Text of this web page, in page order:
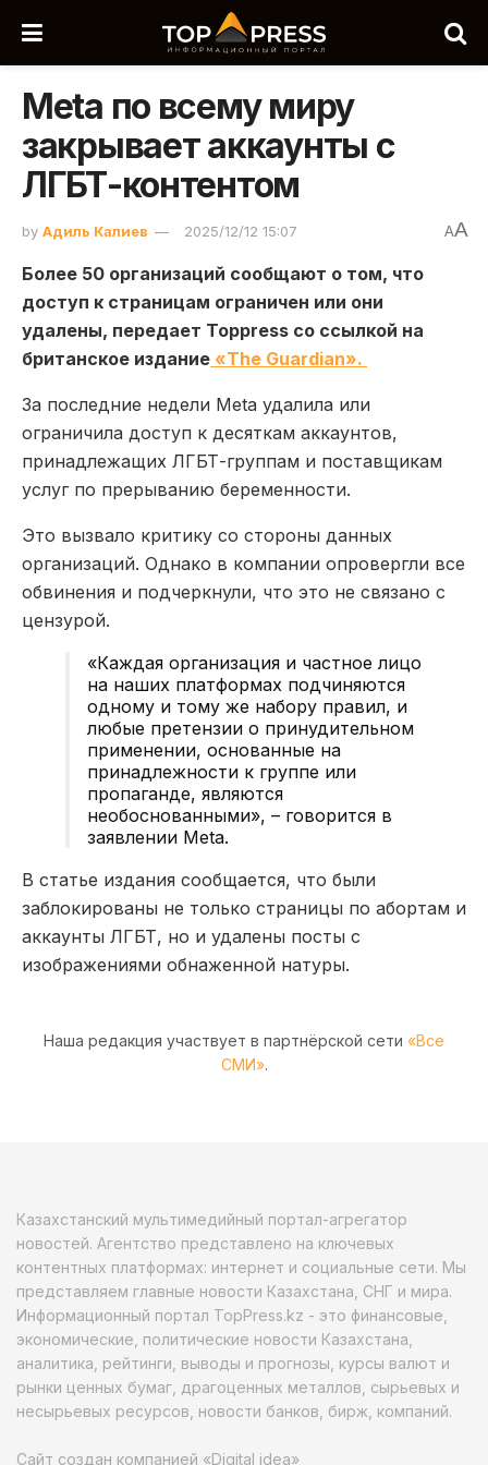
Meta по всему миру
закрывает аккаунты с
ЛГБТ-контентом
by Адиль Калиев 2025/12/12 15:07 AA
Более 50 организаций сообщают о том, что
доступ к страницам ограничен или они
удалены, передает Toppress со ссылкой на
британское издание «The Guardian».
За последние недели Meta удалила или
ограничила доступ к десяткам аккаунтов,
принадлежащих ЛГБТ-группам и поставщикам
услуг по прерыванию беременности.
Это вызвало критику со стороны данных
организаций. Однако в компании опровергли все
обвинения и подчеркнули, что это не связано с
цензурой.
«Каждая организация и частное лицо
на наших платформах подчиняются
одному и тому же набору правил, и
любые претензии о принудительном
применении, основанные на
принадлежности к группе или
пропаганде, являются
необоснованными», – говорится в
заявлении Meta.
В статье издания сообщается, что были
заблокированы не только страницы по абортам и
аккаунты ЛГБТ, но и удалены посты с
изображениями обнаженной натуры.
Наша редакция участвует в партнёрской сети «Все
СМИ».
Казахстанский мультимедийный портал-агрегатор
новостей. Агентство представлено на ключевых
контентных платформах: интернет и социальные сети. Мы
представляем главные новости Казахстана, СНГ и мира.
Информационный портал TopPress.kz - это финансовые,
экономические, политические новости Казахстана,
аналитика, рейтинги, выводы и прогнозы, курсы валют и
рынки ценных бумаг, драгоценных металлов, сырьевых и
несырьевых ресурсов, новости банков, бирж, компаний.
Сайт создан компанией «Digital idea»